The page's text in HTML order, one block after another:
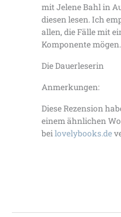
mit Jelene Bahl in
diesen lesen. Ich
allen, die Fälle mit
Komponente
Die Dauerleserin
Anmerkungen:
Diese Rezension
einem ähnlichen
beilovelybooks.de